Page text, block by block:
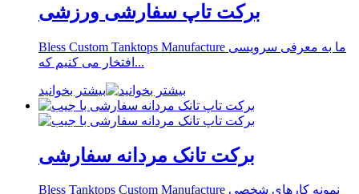
برکت تاپ سفارشی ورزشی
Bless Custom Tanktops Manufacture ما به معرفی سرویسی
افتخار می کنیم که...
بیشتر بخوانید
برکت تانک مردانه سفارشی
Bless Tanktops Custom Manufacture نمونه کارهای شخصی